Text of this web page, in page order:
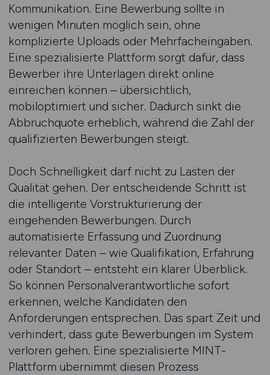
Kommunikation. Eine Bewerbung sollte in
wenigen Minuten möglich sein, ohne
komplizierte Uploads oder Mehrfacheingaben.
Eine spezialisierte Plattform sorgt dafür, dass
Bewerber ihre Unterlagen direkt online
einreichen können – übersichtlich,
mobiloptimiert und sicher. Dadurch sinkt die
Abbruchquote erheblich, während die Zahl der
qualifizierten Bewerbungen steigt.
Doch Schnelligkeit darf nicht zu Lasten der
Qualität gehen. Der entscheidende Schritt ist
die intelligente Vorstrukturierung der
eingehenden Bewerbungen. Durch
automatisierte Erfassung und Zuordnung
relevanter Daten – wie Qualifikation, Erfahrung
oder Standort – entsteht ein klarer Überblick.
So können Personalverantwortliche sofort
erkennen, welche Kandidaten den
Anforderungen entsprechen. Das spart Zeit und
verhindert, dass gute Bewerbungen im System
verloren gehen. Eine spezialisierte MINT-
Plattform übernimmt diesen Prozess